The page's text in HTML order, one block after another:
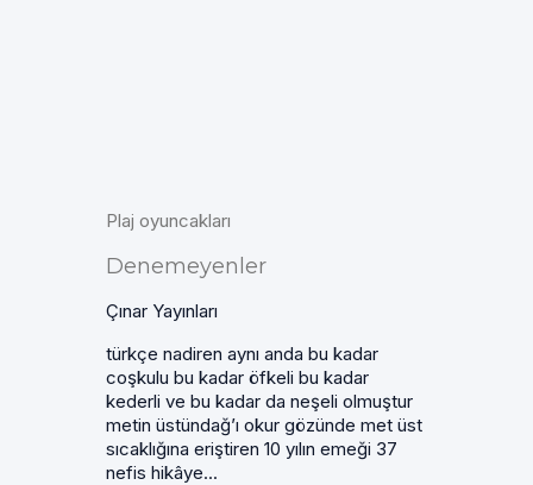
Plaj oyuncakları
Denemeyenler
Çınar Yayınları
türkçe nadiren aynı anda bu kadar
coşkulu bu kadar öfkeli bu kadar
kederli ve bu kadar da neşeli olmuştur
metin üstündağ’ı okur gözünde met üst
sıcaklığına eriştiren 10 yılın emeği 37
nefis hikâye...